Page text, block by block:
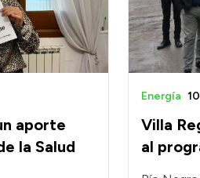
aporte
la Salud
Villa
al
Energía